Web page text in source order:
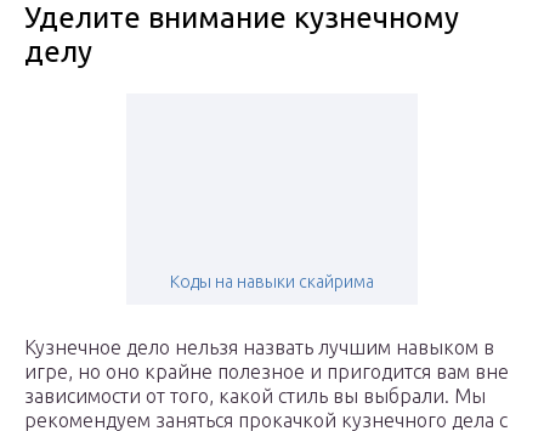
Уделите внимание кузнечному
делу
Коды на навыки скайрима
Кузнечное дело нельзя назвать лучшим навыком в
игре, но оно крайне полезное и пригодится вам вне
зависимости от того, какой стиль вы выбрали. Мы
рекомендуем заняться прокачкой кузнечного дела с